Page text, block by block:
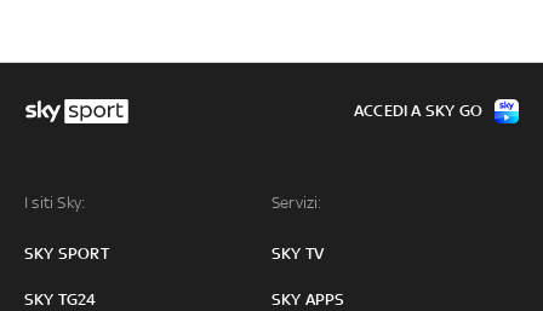
I siti Sky:
SKY SPORT
SKY TG24
Servizi:
SKY TV
SKY APPS
ACCEDI A SKY GO